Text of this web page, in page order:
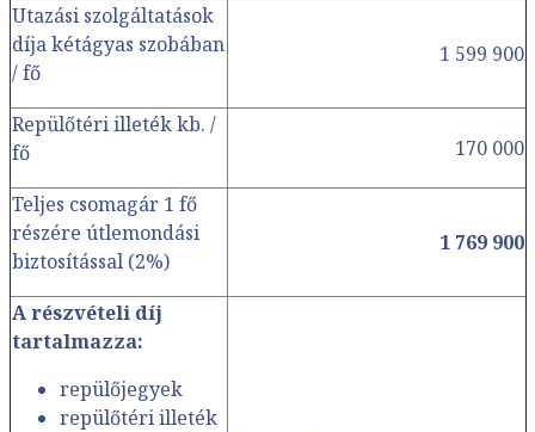
Utazási szolgáltatások
díja kétágyas szobában
/ fő
1 599 900
Repülőtéri illeték kb. /
fő
170 000
Teljes csomagár 1 fő
részére útlemondási
biztosítással (2%)
1 769 900
A részvételi díj
tartalmazza:
repülőjegyek
repülőtéri illeték